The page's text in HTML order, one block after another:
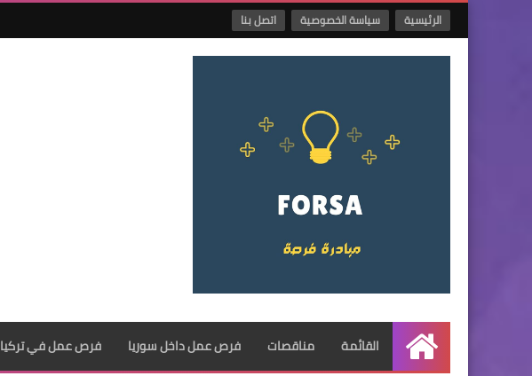
الرئيسية سياسة الخصوصية اتصل بنا
الرئيسية
القائمة مناقصات فرص عمل داخل سوريا فرص عمل في تركيا